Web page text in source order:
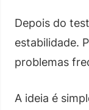
Depois do
estabilidade.
problemas
A ideia é